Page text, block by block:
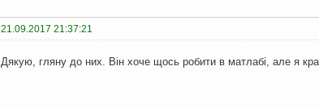
21.09.2017 21:37:21
Дякую, гляну до них. Він хоче щось робити в матлабі, але я